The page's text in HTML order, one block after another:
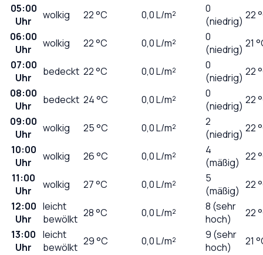
05:00
Uhr
wolkig 22°C 0,0L/m²
0
(niedrig) 22
06:00
Uhr
wolkig 22°C 0,0L/m²
0
(niedrig) 21
07:00
Uhr
bedeckt 22°C 0,0L/m²
0
(niedrig) 22
08:00
Uhr
bedeckt 24°C 0,0L/m²
0
(niedrig) 22
09:00
Uhr
wolkig 25°C 0,0L/m²
2
(niedrig) 22
10:00
Uhr
wolkig 26°C 0,0L/m²
4
(mäßig) 22
11:00
Uhr
wolkig 27°C 0,0L/m²
5
(mäßig) 22
12:00
Uhr
leicht
bewölkt 28°C 0,0L/m²
8 (sehr
hoch)
22
13:00
Uhr
leicht
bewölkt 29°C 0,0L/m²
9 (sehr
hoch)
21